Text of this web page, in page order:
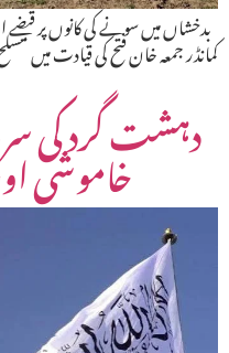
بدخشاں میں سونے کی کانوں پر
کمانڈر جمعہ خان فتح کی قیادت میں
دہشت گرد کی
خاموشی